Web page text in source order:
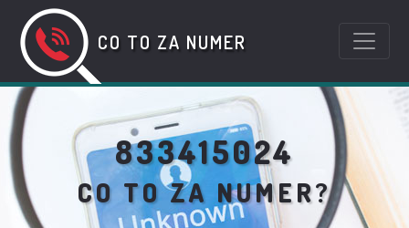
CO TO ZA NUMER
833415024
CO TO ZA NUMER?